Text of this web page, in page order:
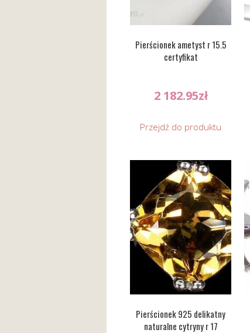
Pierścionek ametyst r 15.5
certyfikat
2 182.95zł
Przejdź do produktu
Pierścionek 925 delikatny
naturalne cytryny r 17